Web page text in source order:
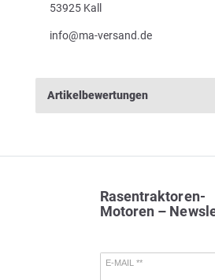
53925 Kall
info@ma-versand.de
Artikelbewertungen
Rasentraktoren-
Motoren –
E-MAIL **